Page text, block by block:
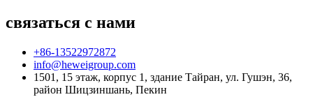
связаться с нами
+86-13522972872
info@heweigroup.com
1501, 15 этаж, корпус 1, здание Тайран, ул. Гушэн, 36,
район Шицзиншань, Пекин